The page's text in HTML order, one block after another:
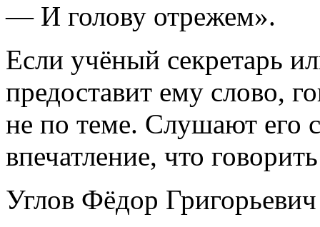
— И голову отрежем».
Если учёный секретарь
предоставит ему слово,
не по теме. Слушают его
впечатление, что
Углов Фёдор Григорьевич